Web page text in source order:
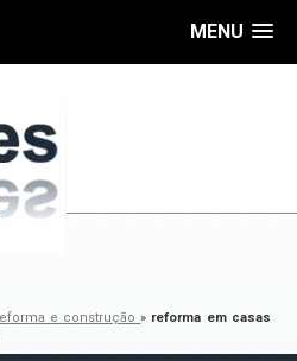
MENU
e construção» reforma em casas